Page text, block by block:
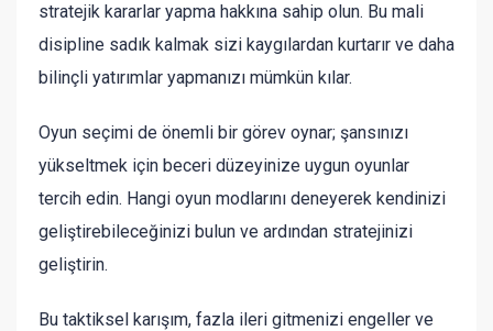
stratejik kararlar yapma hakkına sahip olun. Bu mali
disipline sadık kalmak sizi kaygılardan kurtarır ve daha
bilinçli yatırımlar yapmanızı mümkün kılar.
Oyun seçimi de önemli bir görev oynar; şansınızı
yükseltmek için beceri düzeyinize uygun oyunlar
tercih edin. Hangi oyun modlarını deneyerek kendinizi
geliştirebileceğinizi bulun ve ardından stratejinizi
geliştirin.
Bu taktiksel karışım, fazla ileri gitmenizi engeller ve